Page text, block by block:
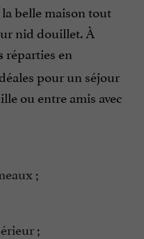
belle maison tout
nid douillet. À
réparties en
pour un séjour
ou entre amis avec
;
;